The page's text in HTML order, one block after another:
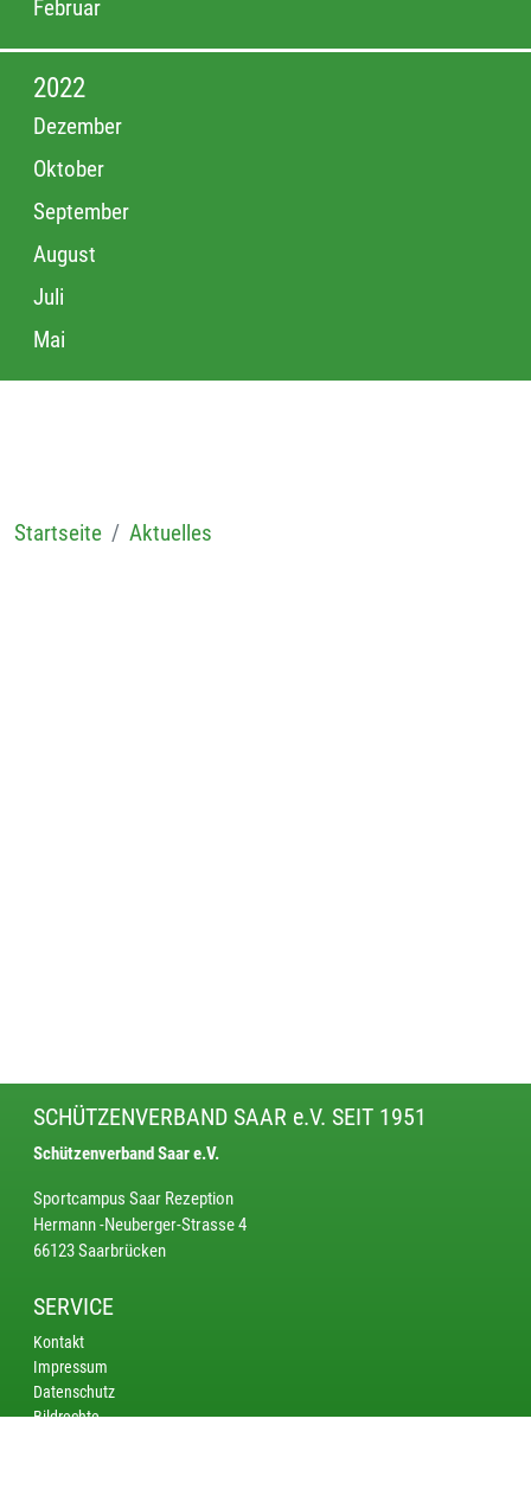
Februar
2022
Dezember
Oktober
September
August
Juli
Mai
Startseite Aktuelles
SCHÜTZENVERBAND SAAR e.V. SEIT 1951
Schützenverband Saar e.V.
Sportcampus Saar Rezeption
Hermann -Neuberger-Strasse 4
66123 Saarbrücken
SERVICE
Kontakt
Impressum
Datenschutz
Bildrechte